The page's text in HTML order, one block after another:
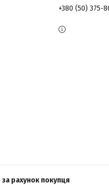
+380 (50) 375-
за рахунок покупця